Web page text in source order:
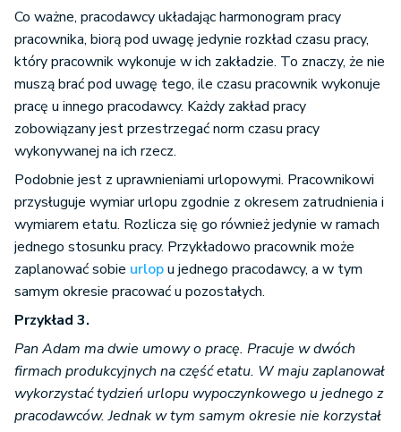
Co ważne, pracodawcy układając harmonogram pracy
pracownika, biorą pod uwagę jedynie rozkład czasu pracy,
który pracownik wykonuje w ich zakładzie. To znaczy, że nie
muszą brać pod uwagę tego, ile czasu pracownik wykonuje
pracę u innego pracodawcy. Każdy zakład pracy
zobowiązany jest przestrzegać norm czasu pracy
wykonywanej na ich rzecz.
Podobnie jest z uprawnieniami urlopowymi. Pracownikowi
przysługuje wymiar urlopu zgodnie z okresem zatrudnienia i
wymiarem etatu. Rozlicza się go również jedynie w ramach
jednego stosunku pracy. Przykładowo pracownik może
zaplanować sobie urlopu jednego pracodawcy, a w tym
samym okresie pracować u pozostałych.
Przykład 3.
Pan Adam ma dwie umowy o pracę. Pracuje w dwóch
firmach produkcyjnych na część etatu. W maju zaplanował
wykorzystać tydzień urlopu wypoczynkowego u jednego z
pracodawców. Jednak w tym samym okresie nie korzystał